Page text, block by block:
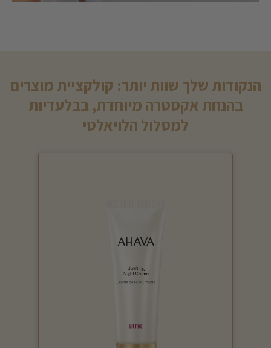
הנקודות שלך שוות יותר: קולקציית מוצרים
בהנחת אקסטרה מיוחדת, בבלעדיות
למסלול הלויאלטי